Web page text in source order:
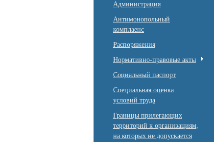
Администрация
Антимонопольный
комплаенс
Распоряжения
Нормативно-правовые акты
Социальный паспорт
Специальная оценка
условий труда
Границы прилегающих
территорий к организациям,
на которых не допускается